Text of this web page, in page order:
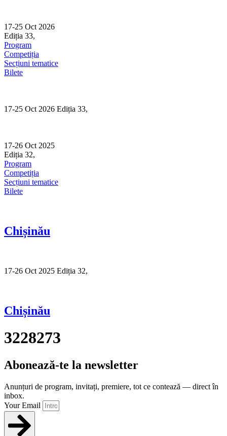
content
17-25 Oct 2026
Ediția 33,
Program
Competiția
Secțiuni tematice
Bilete
17-25 Oct 2026 Ediția 33,
17-26 Oct 2025
Ediția 32,
Program
Competiția
Secțiuni tematice
Bilete
Chișinău
17-26 Oct 2025 Ediția 32,
Chișinău
3228273
Abonează-te la newsletter
Anunțuri de program, invitați, premiere, tot ce contează — direct în
inbox.
Your Email